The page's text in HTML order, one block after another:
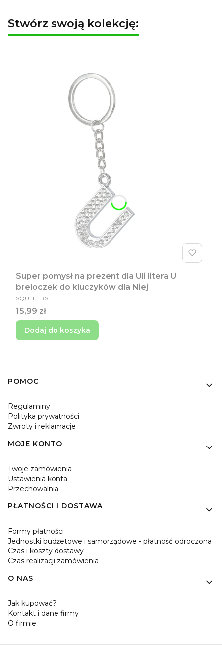
Stwórz swoją kolekcję:
Super pomysł na prezent dla Uli litera U
breloczek do kluczyków dla Niej
PRODUCENT
SQULLERS
Cena
15,99 zł
Dodaj do koszyka
Linki w stopce
POMOC
Regulaminy
Polityka prywatności
Zwroty i reklamacje
MOJE KONTO
Twoje zamówienia
Ustawienia konta
Przechowalnia
PŁATNOŚCI I DOSTAWA
Formy płatności
Jednostki budżetowe i samorządowe - płatność odroczona
Czas i koszty dostawy
Czas realizacji zamówienia
O NAS
Jak kupować?
Kontakt i dane firmy
O firmie